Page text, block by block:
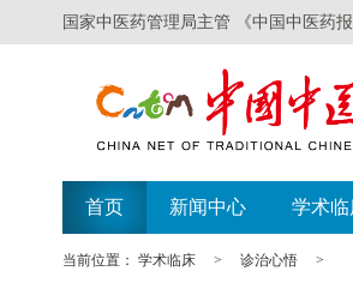
国家中医药管理局主管 《中国中医药
首页 新闻中心 学术临
当前位置： 学术临床 > 诊治心悟 >